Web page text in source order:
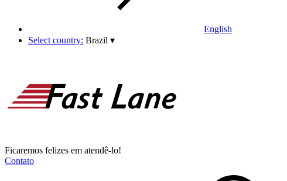
English
Select country: Brazil ▾
Ficaremos felizes em atendê-lo!
Contato